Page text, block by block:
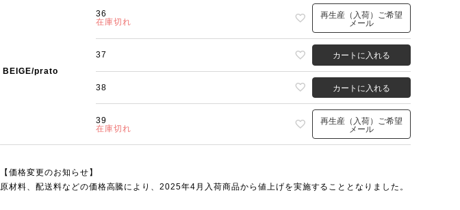
BEIGE/prato
36
在庫切れ
再生産（入荷）ご希望
メール
37 カートに入れる
38 カートに入れる
39
在庫切れ
再生産（入荷）ご希望
メール
【価格変更のお知らせ】
原材料、配送料などの価格高騰により、2025年4月入荷商品から値上げを実施することとなりました。